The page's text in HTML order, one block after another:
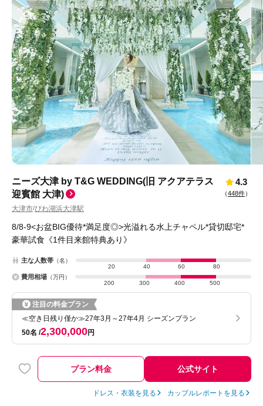
ニーズ大津 by T&G WEDDING(旧 アクアテラス
迎賓館 大津)
大津市/びわ湖浜大津駅
4.3
（448件）
8/8-9<お盆BIG優待*満足度◎>光溢れる水上チャペル*貸切邸宅*
豪華試食《1件目来館特典あり》
主な人数帯 （名）
20
40 60 80
費用相場 （万円）
200
300 400 500
注目の料金プラン
≪空き日残り僅か≫27年3月～27年4月 シーズンプラン
50名 2,300,000円
プラン料金 公式サイト
ドレス・衣装を見る カップルレポートを見る